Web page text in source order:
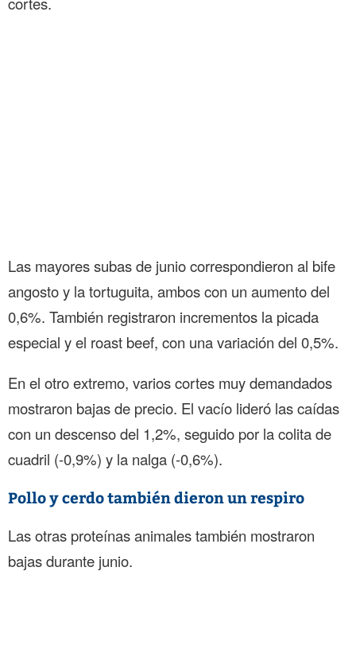
Las mayores subas de junio correspondieron al bife
angosto y la tortuguita, ambos con un aumento del
0,6%. También registraron incrementos la picada
especial y el roast beef, con una variación del 0,5%.
En el otro extremo, varios cortes muy demandados
mostraron bajas de precio. El vacío lideró las caídas
con un descenso del 1,2%, seguido por la colita de
cuadril (-0,9%) y la nalga (-0,6%).
Pollo y cerdo también dieron un respiro
Las otras proteínas animales también mostraron
bajas durante junio.